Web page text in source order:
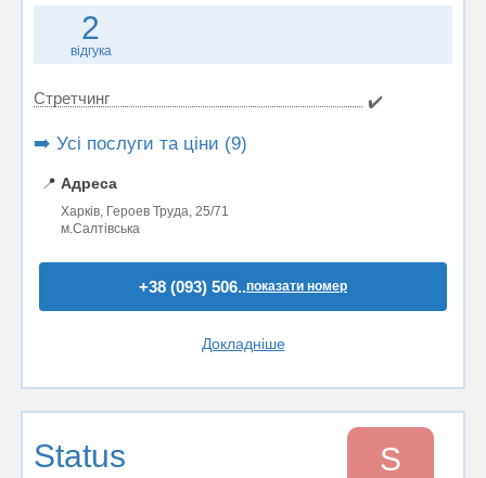
2
відгука
Стретчинг ✔️
➡️ Усі послуги та ціни (9)
📍 Адреса
Харків, Героев Труда, 25/71
м.Салтівська
+38 (093) 506..показати номер
Докладніше
Status S